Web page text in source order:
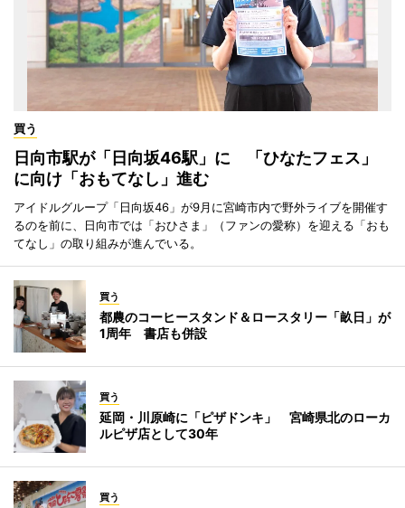
買う
日向市駅が「日向坂46駅」に 「ひなたフェス」
に向け「おもてなし」進む
アイドルグループ「日向坂46」が9月に宮崎市内で野外ライブを開催す
るのを前に、日向市では「おひさま」（ファンの愛称）を迎える「おも
てなし」の取り組みが進んでいる。
買う
都農のコーヒースタンド＆ロースタリー「畝日」が
1周年 書店も併設
買う
延岡・川原崎に「ピザドンキ」 宮崎県北のローカ
ルピザ店として30年
買う